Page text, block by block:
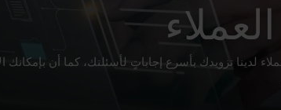
لدينا تزويدك بأسرع إجاباتٍ لأسئلتك، كما أن بإمكانك